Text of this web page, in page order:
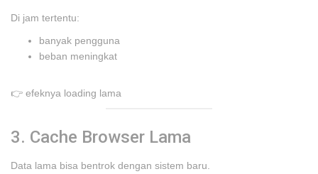
Di jam tertentu:
banyak pengguna
beban meningkat
👉 efeknya loading lama
3. Cache Browser Lama
Data lama bisa bentrok dengan sistem baru.